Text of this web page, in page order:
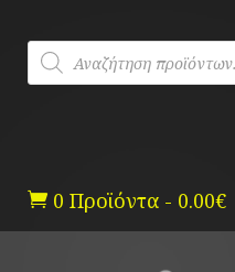
content
Products
search
 0 Προϊόντα - 0.00€